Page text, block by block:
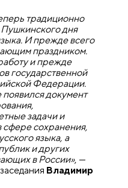
традиционно
дня
И прежде всего
праздником.
и прежде
государственной
Федерации.
документ
задачи и
сфере сохранения,
языка, а
и других
в России», —
Владимир